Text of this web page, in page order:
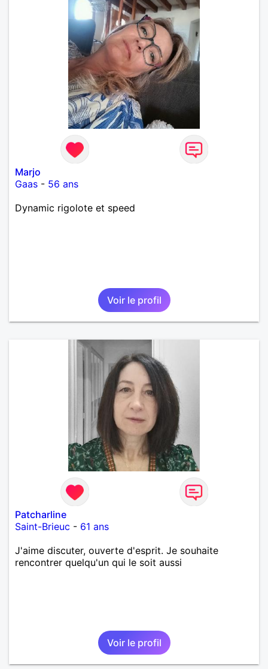
Marjo
Gaas - 56 ans
Dynamic rigolote et speed
Voir le profil
Patcharline
Saint-Brieuc - 61 ans
J'aime discuter, ouverte d'esprit. Je souhaite
rencontrer quelqu'un qui le soit aussi
Voir le profil